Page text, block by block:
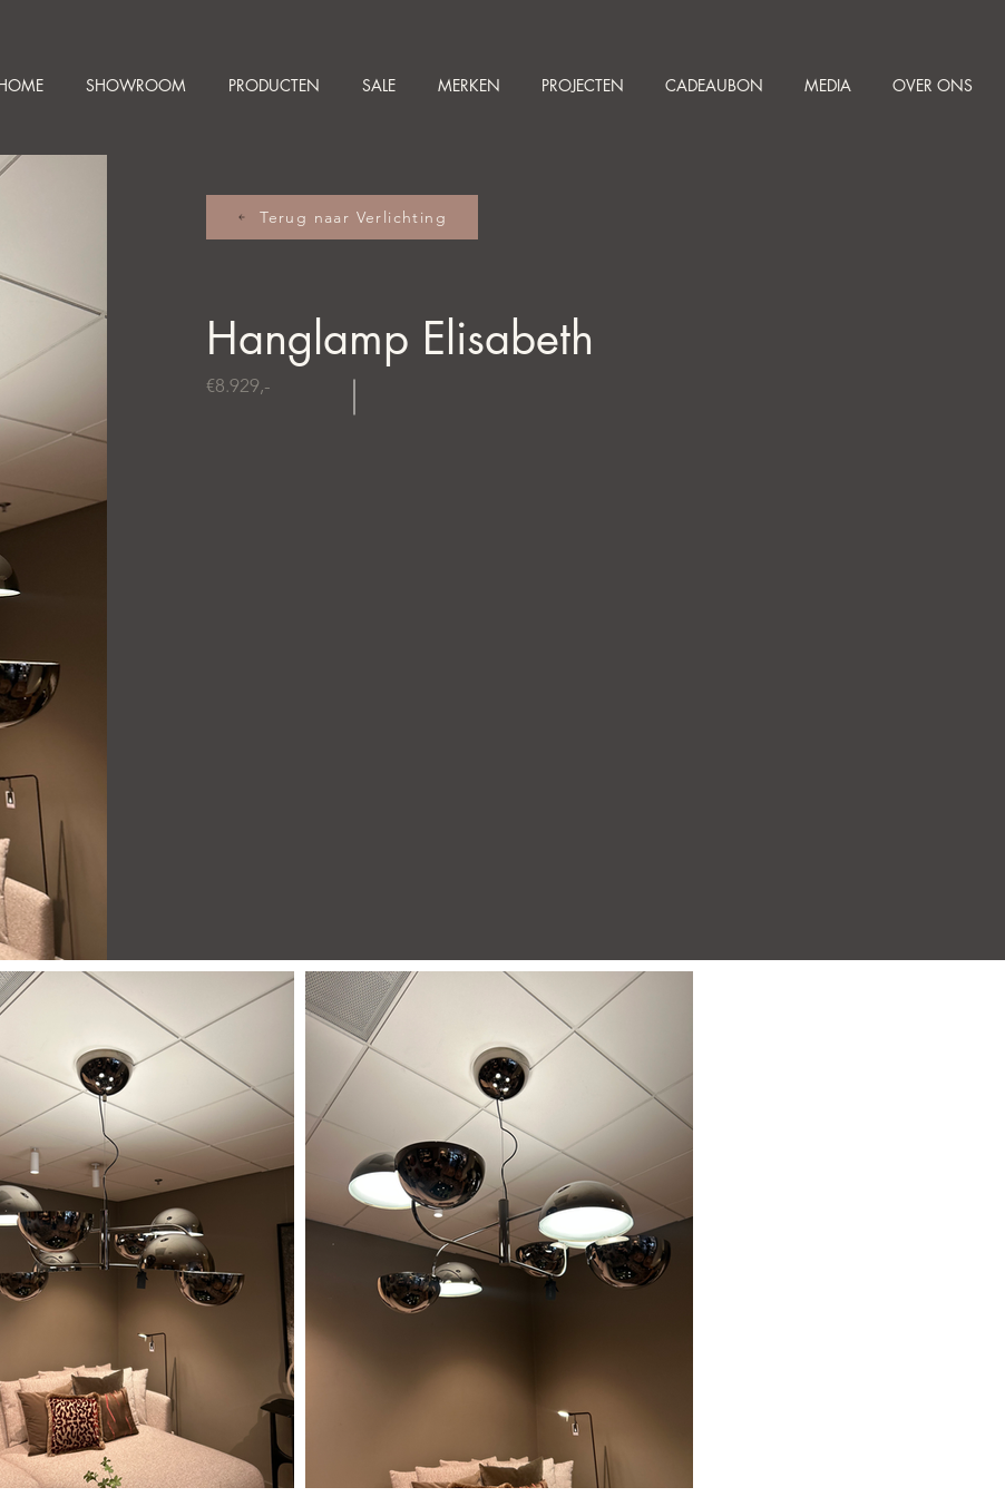
SHOWROOM PRODUCTEN SALE MERKEN PROJECTEN CADEAUBON MEDIA OVER ONS
Terug naar Verlichting
Hanglamp Elisabeth
€8.929,-